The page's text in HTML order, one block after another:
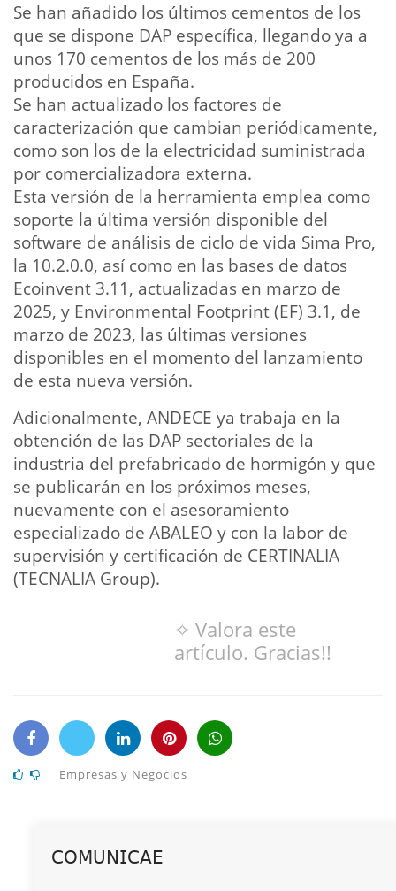
Se han añadido los últimos cementos de los
que se dispone DAP específica, llegando ya a
unos 170 cementos de los más de 200
producidos en España.
Se han actualizado los factores de
caracterización que cambian periódicamente,
como son los de la electricidad suministrada
por comercializadora externa.
Esta versión de la herramienta emplea como
soporte la última versión disponible del
software de análisis de ciclo de vida Sima Pro,
la 10.2.0.0, así como en las bases de datos
Ecoinvent 3.11, actualizadas en marzo de
2025, y Environmental Footprint (EF) 3.1, de
marzo de 2023, las últimas versiones
disponibles en el momento del lanzamiento
de esta nueva versión.
Adicionalmente, ANDECE ya trabaja en la
obtención de las DAP sectoriales de la
industria del prefabricado de hormigón y que
se publicarán en los próximos meses,
nuevamente con el asesoramiento
especializado de ABALEO y con la labor de
supervisión y certificación de CERTINALIA
(TECNALIA Group).
✧ Valora este
artículo. Gracias!!
Empresas y Negocios
𝖢𝖮𝖬𝖴𝖭𝖨𝖢𝖠𝖤